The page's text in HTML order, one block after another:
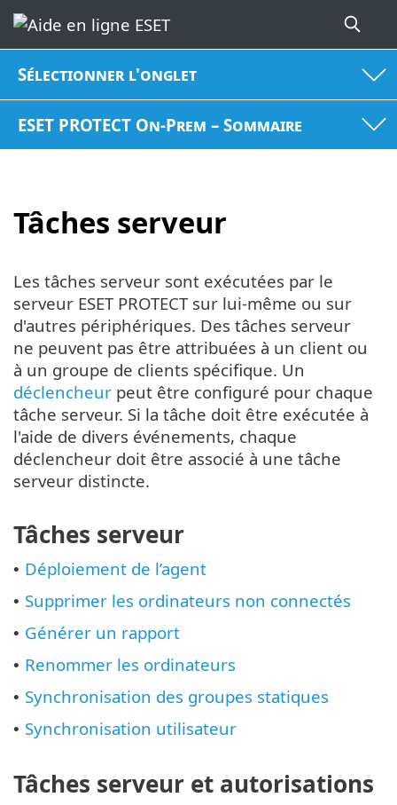
Sélectionner l'onglet
ESET PROTECT On-Prem – Sommaire
Tâches serveur
Les tâches serveur sont exécutées par le
serveur ESET PROTECT sur lui-même ou sur
d'autres périphériques. Des tâches serveur
ne peuvent pas être attribuées à un client ou
à un groupe de clients spécifique. Un
déclencheur peut être configuré pour chaque
tâche serveur. Si la tâche doit être exécutée à
l'aide de divers événements, chaque
déclencheur doit être associé à une tâche
serveur distincte.
Tâches serveur
• Déploiement de l’agent
• Supprimer les ordinateurs non connectés
• Générer un rapport
• Renommer les ordinateurs
• Synchronisation des groupes statiques
• Synchronisation utilisateur
Tâches serveur et autorisations